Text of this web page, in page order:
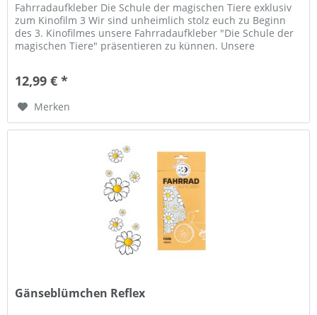
Fahrradaufkleber Die Schule der magischen Tiere exklusiv
zum Kinofilm 3 Wir sind unheimlich stolz euch zu Beginn
des 3. Kinofilmes unsere Fahrradaufkleber "Die Schule der
magischen Tiere" präsentieren zu künnen. Unsere
12,99 € *
Merken
Gänseblümchen Reflex